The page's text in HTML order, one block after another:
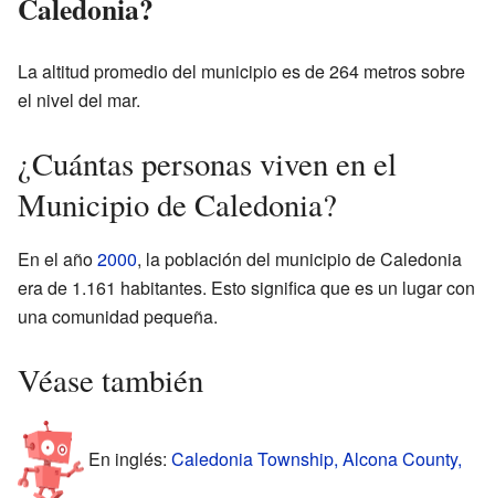
Caledonia?
La altitud promedio del municipio es de 264 metros sobre
el nivel del mar.
¿Cuántas personas viven en el
Municipio de Caledonia?
En el año2000, la población del municipio de Caledonia
era de 1.161 habitantes. Esto significa que es un lugar con
una comunidad pequeña.
Véase también
En inglés: Caledonia Township, Alcona County,